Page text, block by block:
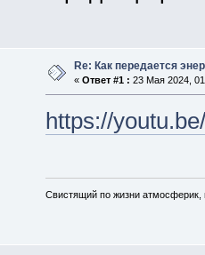
Re: Как передается
« Ответ #1 : 23 Мая 2024,
https://
Свистящий по жизни